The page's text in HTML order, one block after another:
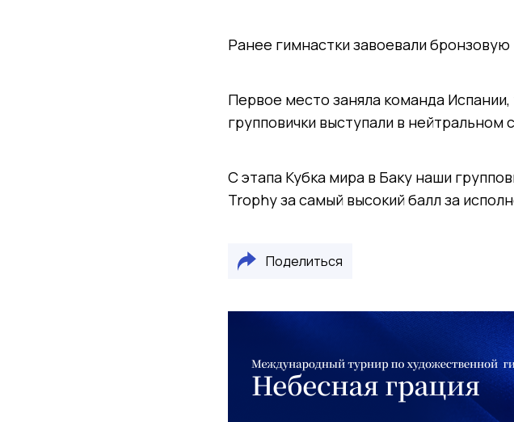
Ранее гимнастки завоевали
Первое место заняла команда
групповички выступали в нейтральном
С этапа Кубка мира в Баку наши
Trophy за самый высокий балл за
Поделиться